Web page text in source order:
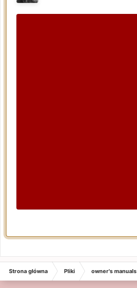
Strona główna Pliki owner's manuals